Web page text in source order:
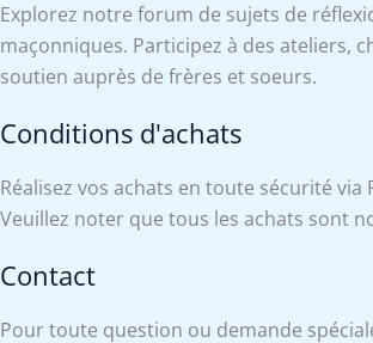
Explorez notre forum de sujets de
maçonniques. Participez à des ateliers,
soutien auprès de frères et soeurs.
Conditions d'achats
Réalisez vos achats en toute sécurité via
Veuillez noter que tous les achats sont
Contact
Pour toute question ou demande